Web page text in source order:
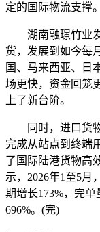
定的国际物流支撑。
湖南融璟竹业发
货，发展到如今每
国、马来西亚、日
场更快，资金回笼
上了新台阶。
同时，进口货物
完成从站点到终端
了国际陆港货物高
示，2026年1至5月
期增长173%，完
696%。(完)